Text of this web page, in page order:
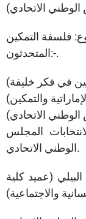
المتحدثون:-.
المجلس
الوطني الاتحادي.
(عميد كلية